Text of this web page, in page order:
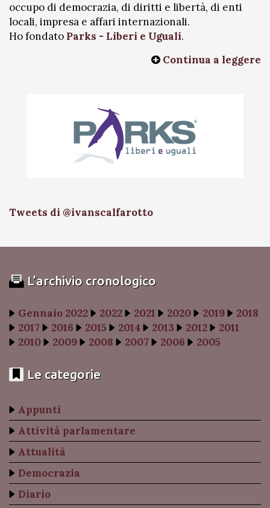
occupo di democrazia, di diritti e libertà, di enti
locali, impresa e affari internazionali.
Ho fondato Parks - Liberi e Uguali.
Continua a leggere
Tweets di @ivanscalfarotto
L’archivio cronologico
Gennaio 2022 2022 2021 2020 2019
2018
2017
2016 2015 2014 2013 2012
2011
2010
2009 2008 2007 2006 2005
Le categorie
Appunti
Attività parlamentare
Attualità
Democrazia
Diario